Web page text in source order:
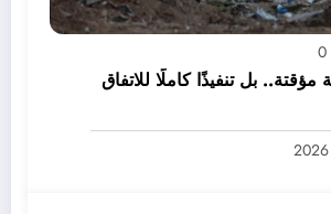
0
مؤقتة.. بل تنفيذًا كاملًا للاتفاق